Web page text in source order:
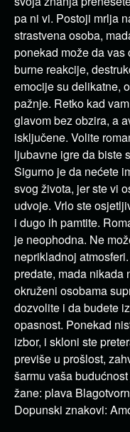
pa ni vi. Postoji mrlja
strastvena osoba,
ponekad može da
burne reakcije,
emocije su delikatne,
pažnje. Retko kad
glavom bez obzira, a
isključene. Volite
ljubavne igre da biste
Sigurno je da nećete
svog života, jer ste vi
udvoje. Vrlo ste
i dugo ih pamtite.
je neophodna. Ne
neprikladnoj
predate, mada nikada
okruženi osobama
dozvolite i da budete
opasnost. Ponekad
izbor, i skloni ste
previše u prošlost,
šarmu vaša
žane: plava
Dopunski znakovi: